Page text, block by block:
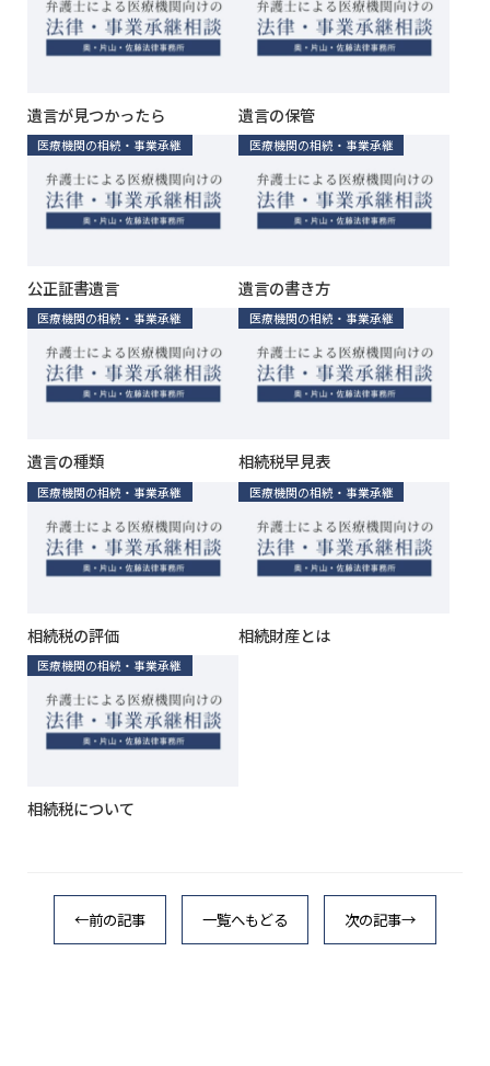
遺言が見つかったら 遺言の保管
医療機関の相続・事業承継
公正証書遺言
医療機関の相続・事業承継
遺言の書き方
医療機関の相続・事業承継
遺言の種類
医療機関の相続・事業承継
相続税早見表
医療機関の相続・事業承継
相続税の評価
医療機関の相続・事業承継
相続財産とは
医療機関の相続・事業承継
相続税について
←前の記事 一覧へもどる 次の記事→